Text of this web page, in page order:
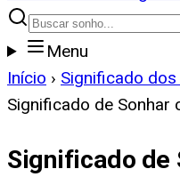
Menu
Início › Significado dos
Significado de Sonhar
Significado de